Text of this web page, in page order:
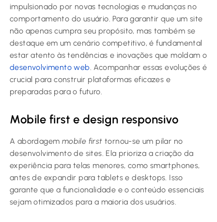
impulsionado por novas tecnologias e mudanças no
comportamento do usuário. Para garantir que um site
não apenas cumpra seu propósito, mas também se
destaque em um cenário competitivo, é fundamental
estar atento às tendências e inovações que moldam o
desenvolvimento web. Acompanhar essas evoluções é
crucial para construir plataformas eficazes e
preparadas para o futuro.
Mobile first e design responsivo
A abordagem mobile first tornou-se um pilar no
desenvolvimento de sites. Ela prioriza a criação da
experiência para telas menores, como smartphones,
antes de expandir para tablets e desktops. Isso
garante que a funcionalidade e o conteúdo essenciais
sejam otimizados para a maioria dos usuários.